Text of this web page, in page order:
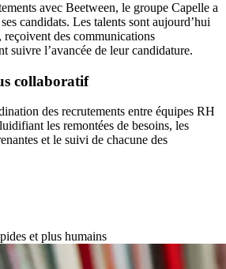
avec Beetween, le groupe Capelle a
candidats. Les talents sont aujourd’hui
reçoivent des communications
suivre l’avancée de leur candidature.
collaboratif
des recrutements entre équipes RH
les remontées de besoins, les
et le suivi de chacune des
et plus humains